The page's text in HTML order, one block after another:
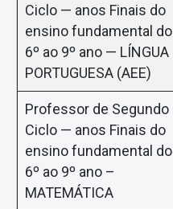
Ciclo — anos Finais do
ensino fundamental do
6º ao 9º ano — LÍNGUA
PORTUGUESA (AEE)
Professor de Segundo
Ciclo — anos Finais do
ensino fundamental do
6º ao 9º ano –
MATEMÁTICA